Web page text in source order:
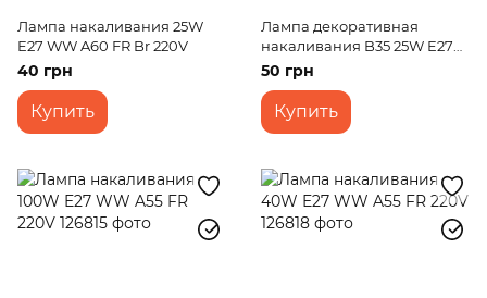
Лампа накаливания 25W
E27 WW A60 FR Br 220V
40 грн
Купить
Лампа декоративная
накаливания B35 25W E27
FR Br 220V
50 грн
Купить